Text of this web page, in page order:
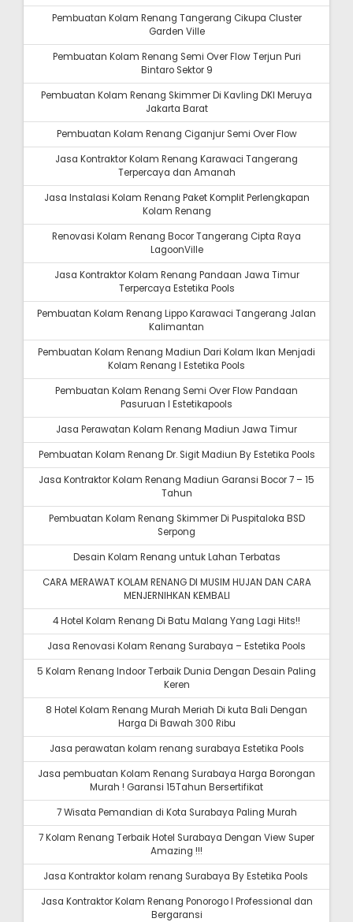
Pembuatan Kolam Renang Tangerang Cikupa Cluster
Garden Ville
Pembuatan Kolam Renang Semi Over Flow Terjun Puri
Bintaro Sektor 9
Pembuatan Kolam Renang Skimmer Di Kavling DKI Meruya
Jakarta Barat
Pembuatan Kolam Renang Ciganjur Semi Over Flow
Jasa Kontraktor Kolam Renang Karawaci Tangerang
Terpercaya dan Amanah
Jasa Instalasi Kolam Renang Paket Komplit Perlengkapan
Kolam Renang
Renovasi Kolam Renang Bocor Tangerang Cipta Raya
LagoonVille
Jasa Kontraktor Kolam Renang Pandaan Jawa Timur
Terpercaya Estetika Pools
Pembuatan Kolam Renang Lippo Karawaci Tangerang Jalan
Kalimantan
Pembuatan Kolam Renang Madiun Dari Kolam Ikan Menjadi
Kolam Renang I Estetika Pools
Pembuatan Kolam Renang Semi Over Flow Pandaan
Pasuruan I Estetikapools
Jasa Perawatan Kolam Renang Madiun Jawa Timur
Pembuatan Kolam Renang Dr. Sigit Madiun By Estetika Pools
Jasa Kontraktor Kolam Renang Madiun Garansi Bocor 7 – 15
Tahun
Pembuatan Kolam Renang Skimmer Di Puspitaloka BSD
Serpong
Desain Kolam Renang untuk Lahan Terbatas
CARA MERAWAT KOLAM RENANG DI MUSIM HUJAN DAN CARA
MENJERNIHKAN KEMBALI
4 Hotel Kolam Renang Di Batu Malang Yang Lagi Hits!!
Jasa Renovasi Kolam Renang Surabaya – Estetika Pools
5 Kolam Renang Indoor Terbaik Dunia Dengan Desain Paling
Keren
8 Hotel Kolam Renang Murah Meriah Di kuta Bali Dengan
Harga Di Bawah 300 Ribu
Jasa perawatan kolam renang surabaya Estetika Pools
Jasa pembuatan Kolam Renang Surabaya Harga Borongan
Murah ! Garansi 15Tahun Bersertifikat
7 Wisata Pemandian di Kota Surabaya Paling Murah
7 Kolam Renang Terbaik Hotel Surabaya Dengan View Super
Amazing !!!
Jasa Kontraktor kolam renang Surabaya By Estetika Pools
Jasa Kontraktor Kolam Renang Ponorogo I Professional dan
Bergaransi